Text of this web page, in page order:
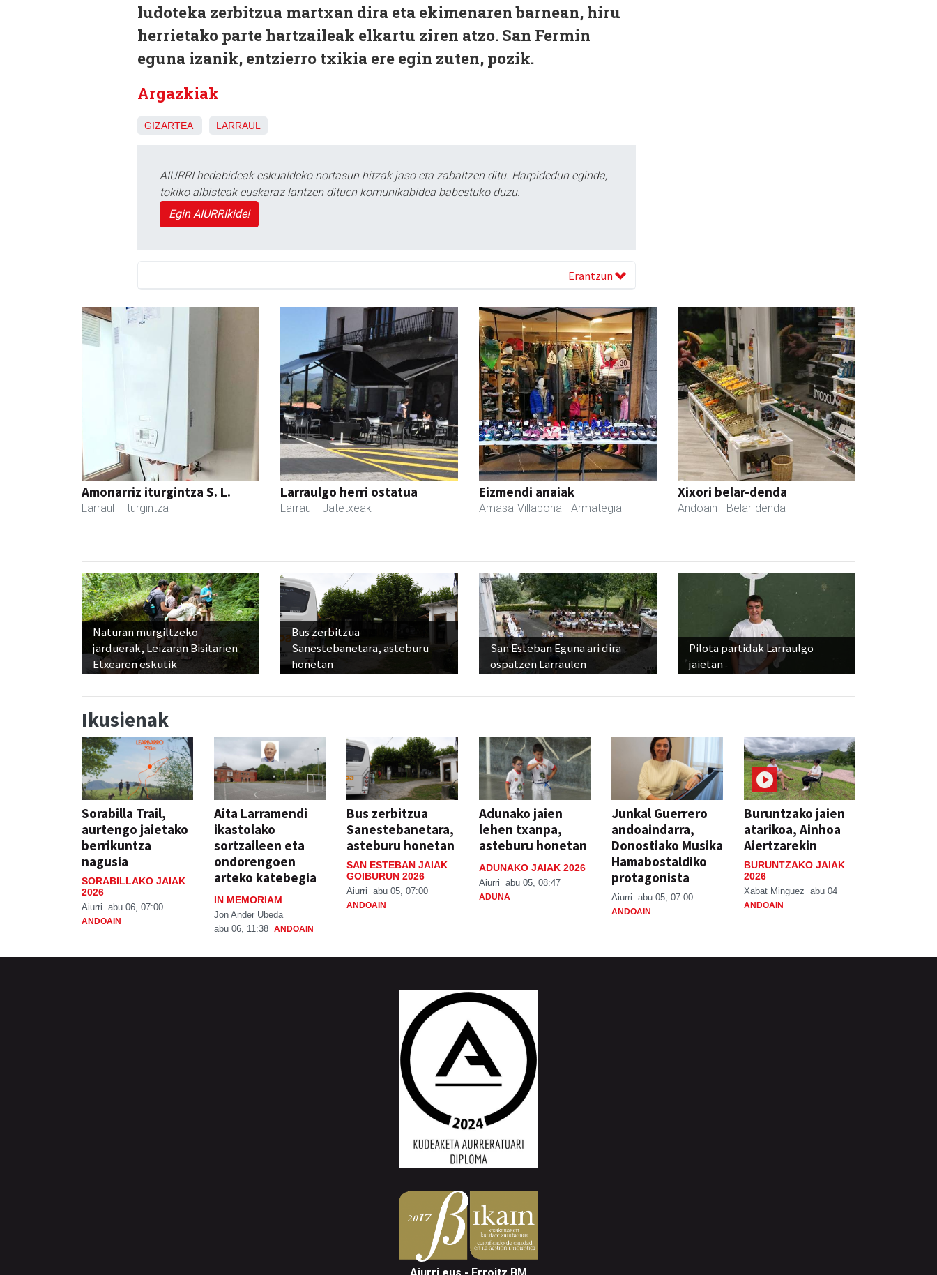
ludoteka zerbitzua martxan dira eta ekimenaren barnean, hiru
herrietako parte hartzaileak elkartu ziren atzo. San Fermin
eguna izanik, entzierro txikia ere egin zuten, pozik.
Argazkiak
GIZARTEA LARRAUL
AIURRI hedabideak eskualdeko nortasun hitzak jaso eta zabaltzen ditu. Harpidedun eginda,
tokiko albisteak euskaraz lantzen dituen komunikabidea babestuko duzu.
Egin AIURRIkide!
Erantzun
Amonarriz iturgintza S. L.
Larraul - Iturgintza
Larraulgo herri ostatua
Larraul - Jatetxeak
Eizmendi anaiak
Amasa-Villabona - Armategia
Xixori belar-denda
Andoain - Belar-denda
Naturan murgiltzeko
jarduerak, Leizaran Bisitarien
Etxearen eskutik
Bus zerbitzua
Sanestebanetara, asteburu
honetan
San Esteban Eguna ari dira
ospatzen Larraulen
Pilota partidak Larraulgo
jaietan
Ikusienak
Sorabilla Trail,
aurtengo jaietako
berrikuntza
nagusia
SORABILLAKO JAIAK
2026
Aiurri abu 06, 07:00
ANDOAIN
Aita Larramendi
ikastolako
sortzaileen eta
ondorengoen
arteko katebegia
IN MEMORIAM
Jon Ander Ubeda
abu 06, 11:38 ANDOAIN
Bus zerbitzua
Sanestebanetara,
asteburu honetan
SAN ESTEBAN JAIAK
GOIBURUN 2026
Aiurri abu 05, 07:00
ANDOAIN
Adunako jaien
lehen txanpa,
asteburu honetan
ADUNAKO JAIAK 2026
Aiurri abu 05, 08:47
ADUNA
Junkal Guerrero
andoaindarra,
Donostiako Musika
Hamabostaldiko
protagonista
Aiurri abu 05, 07:00
ANDOAIN
Buruntzako jaien
atarikoa, Ainhoa
Aiertzarekin
BURUNTZAKO JAIAK
2026
Xabat Minguez abu 04
ANDOAIN